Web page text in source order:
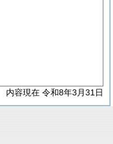
内容現在 令和8年3月31日